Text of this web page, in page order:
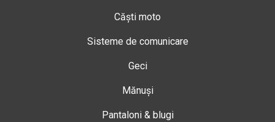
Căști moto
Sisteme de comunicare
Geci
Mănuși
Pantaloni & blugi